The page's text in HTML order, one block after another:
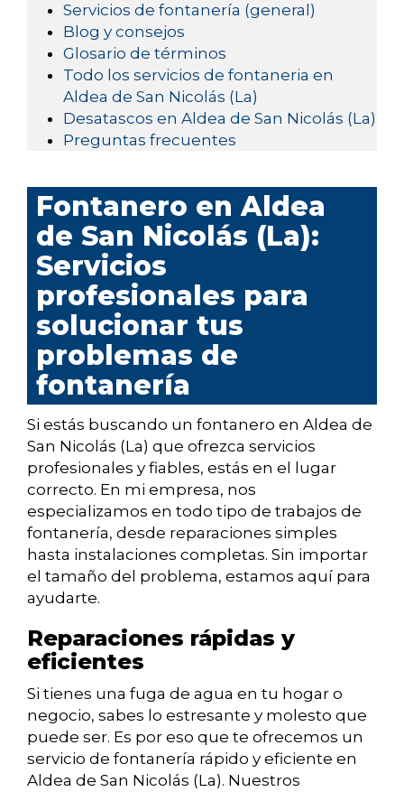
Servicios de fontanería (general)
Blog y consejos
Glosario de términos
Todo los servicios de fontaneria en
Aldea de San Nicolás (La)
Desatascos en Aldea de San Nicolás (La)
Preguntas frecuentes
Fontanero en Aldea
de San Nicolás (La):
Servicios
profesionales para
solucionar tus
problemas de
fontanería
Si estás buscando un fontanero en Aldea de
San Nicolás (La) que ofrezca servicios
profesionales y fiables, estás en el lugar
correcto. En mi empresa, nos
especializamos en todo tipo de trabajos de
fontanería, desde reparaciones simples
hasta instalaciones completas. Sin importar
el tamaño del problema, estamos aquí para
ayudarte.
Reparaciones rápidas y
eficientes
Si tienes una fuga de agua en tu hogar o
negocio, sabes lo estresante y molesto que
puede ser. Es por eso que te ofrecemos un
servicio de fontanería rápido y eficiente en
Aldea de San Nicolás (La). Nuestros